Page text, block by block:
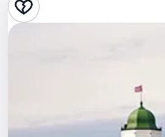
Стендап